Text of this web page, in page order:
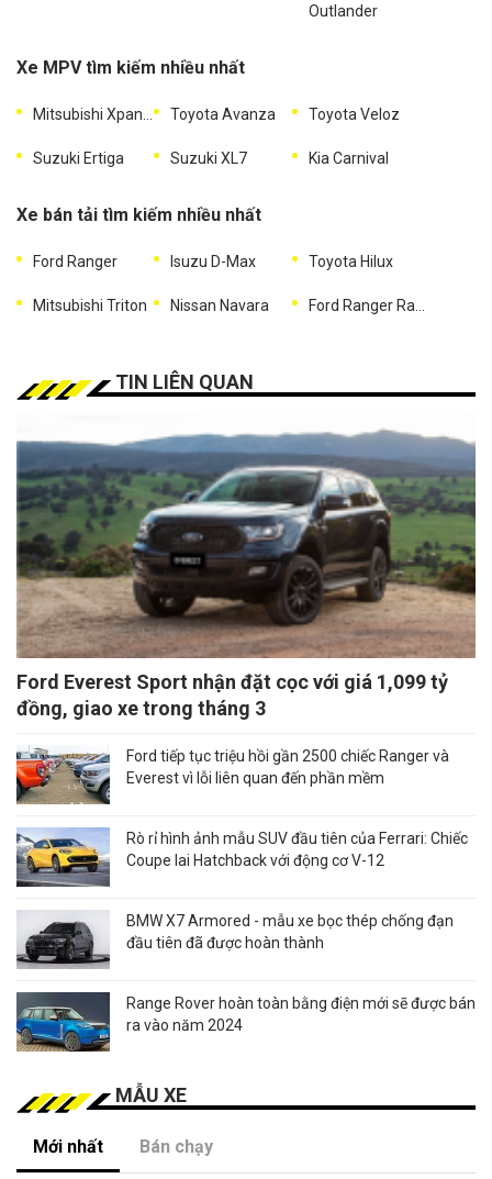
Outlander
Xe MPV tìm kiếm nhiều nhất
Toyota Avanza Toyota Veloz
Suzuki Ertiga Suzuki XL7 Kia Carnival
Xe bán tải tìm kiếm nhiều nhất
Ford Ranger Isuzu D-Max Toyota Hilux
Mitsubishi Triton Nissan Navara
TIN LIÊN QUAN
Ford Everest Sport nhận đặt cọc với giá 1,099 tỷ
đồng, giao xe trong tháng 3
Ford tiếp tục triệu hồi gần 2500 chiếc Ranger và
Everest vì lỗi liên quan đến phần mềm
Rò rỉ hình ảnh mẫu SUV đầu tiên của Ferrari: Chiếc
Coupe lai Hatchback với động cơ V-12
BMW X7 Armored - mẫu xe bọc thép chống đạn
đầu tiên đã được hoàn thành
Range Rover hoàn toàn bằng điện mới sẽ được bán
ra vào năm 2024
MẪU XE
Mới nhất Bán chạy